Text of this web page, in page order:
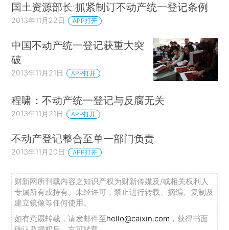
国土资源部长:抓紧制订不动产统一登记条例
2013年11月22日 APP打开
中国不动产统一登记获重大突
破
2013年11月21日 APP打开
程啸：不动产统一登记与反腐无关
2013年11月21日 APP打开
不动产登记整合至单一部门负责
2013年11月20日 APP打开
财新网所刊载内容之知识产权为财新传媒及/或相关权利人
专属所有或持有。未经许可，禁止进行转载、摘编、复制及
建立镜像等任何使用。
如有意愿转载，请发邮件至hello@caixin.com ，获得书面